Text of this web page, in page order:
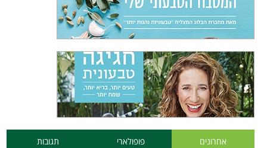
אחרונים פופולארי תגובות